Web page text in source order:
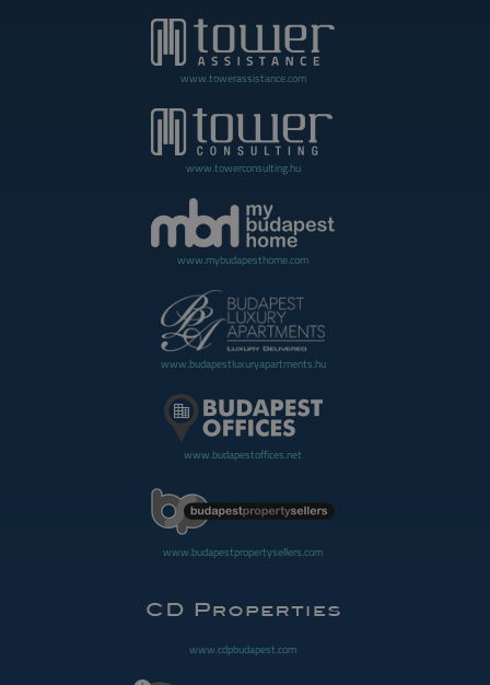
www.towerassistance.com
www.towerconsulting.hu
www.mybudapesthome.com
www.budapestluxuryapartments.hu
www.budapestoffices.net
www.budapestpropertysellers.com
www.cdpbudapest.com